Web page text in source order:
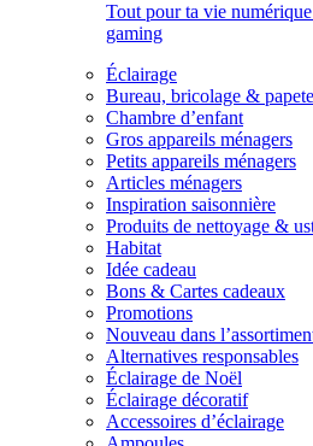
Tout pour ta vie
gaming
Éclairage
Bureau, bricolage &
Chambre d’enfant
Gros appareils ménagers
Petits appareils ménagers
Articles ménagers
Inspiration saisonnière
Produits de nettoyage &
Habitat
Idée cadeau
Bons & Cartes cadeaux
Promotions
Nouveau dans
Alternatives responsables
Éclairage de Noël
Éclairage décoratif
Accessoires d’éclairage